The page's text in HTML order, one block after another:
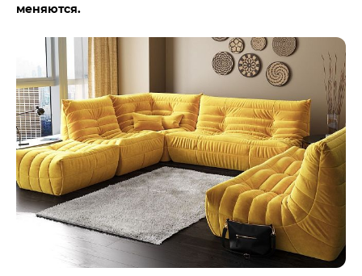
меняются.